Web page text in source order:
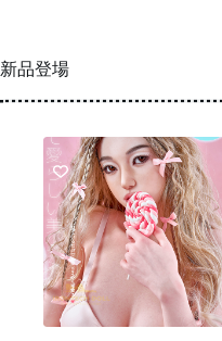
新品登場